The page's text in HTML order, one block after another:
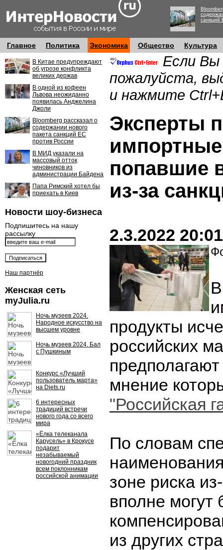
санкций
Главное Политика Экономика Общество Культура
В Китае предупреждают
об угрозе конфликта
великих держав
В одной из кофеен
Львова неожиданно
появилась Анджелина
Джоли
Bloomberg рассказал о
содержании нового
пакета санкций ЕС
против России
В МИД указали на
массовый отток
чиновников из
администрации Байдена
Папа Римский хотел бы
приехать в Киев
Новости шоу-бизнеса
Подпишитесь на нашу
рассылку
Наш партнёр
Женская сеть
myJulia.ru
Ночь музеев 2024.
Народное искусство на
высшем уровне
Ночь музеев 2024. Бал
с Пушкиным
Конкурс «Лучший
пользователь марта»
на Diets.ru
6 интересных
традиций встречи
нового года со всего
мира
«Ёлка телеканала
Карусель» в Крокусе
подарит
незабываемый
новогодний праздник
всем поклонникам
российской анимации
Если Вы
пожалуйста,
и нажмите
Эксперты
попавшие
из-за
2.3.2022 20:01
продукты
российских
мнение
"Российская
По словам
зоне риска
вполне могут
из других